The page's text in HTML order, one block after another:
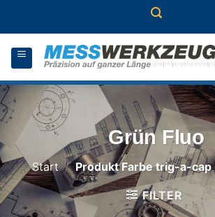
Grün Fluo
Start / Produkt Farbe trig-a-cap
FILTER